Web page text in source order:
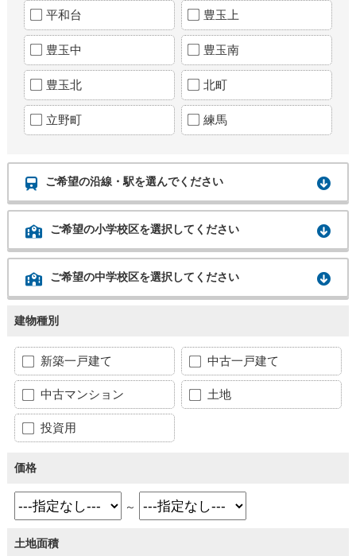
平和台 豊玉上
豊玉中 豊玉南
豊玉北 北町
立野町 練馬
ご希望の沿線・駅を選んでください
ご希望の小学校区を選択してください
ご希望の中学校区を選択してください
建物種別
新築一戸建て 中古一戸建て
中古マンション 土地
投資用
価格
～
土地面積